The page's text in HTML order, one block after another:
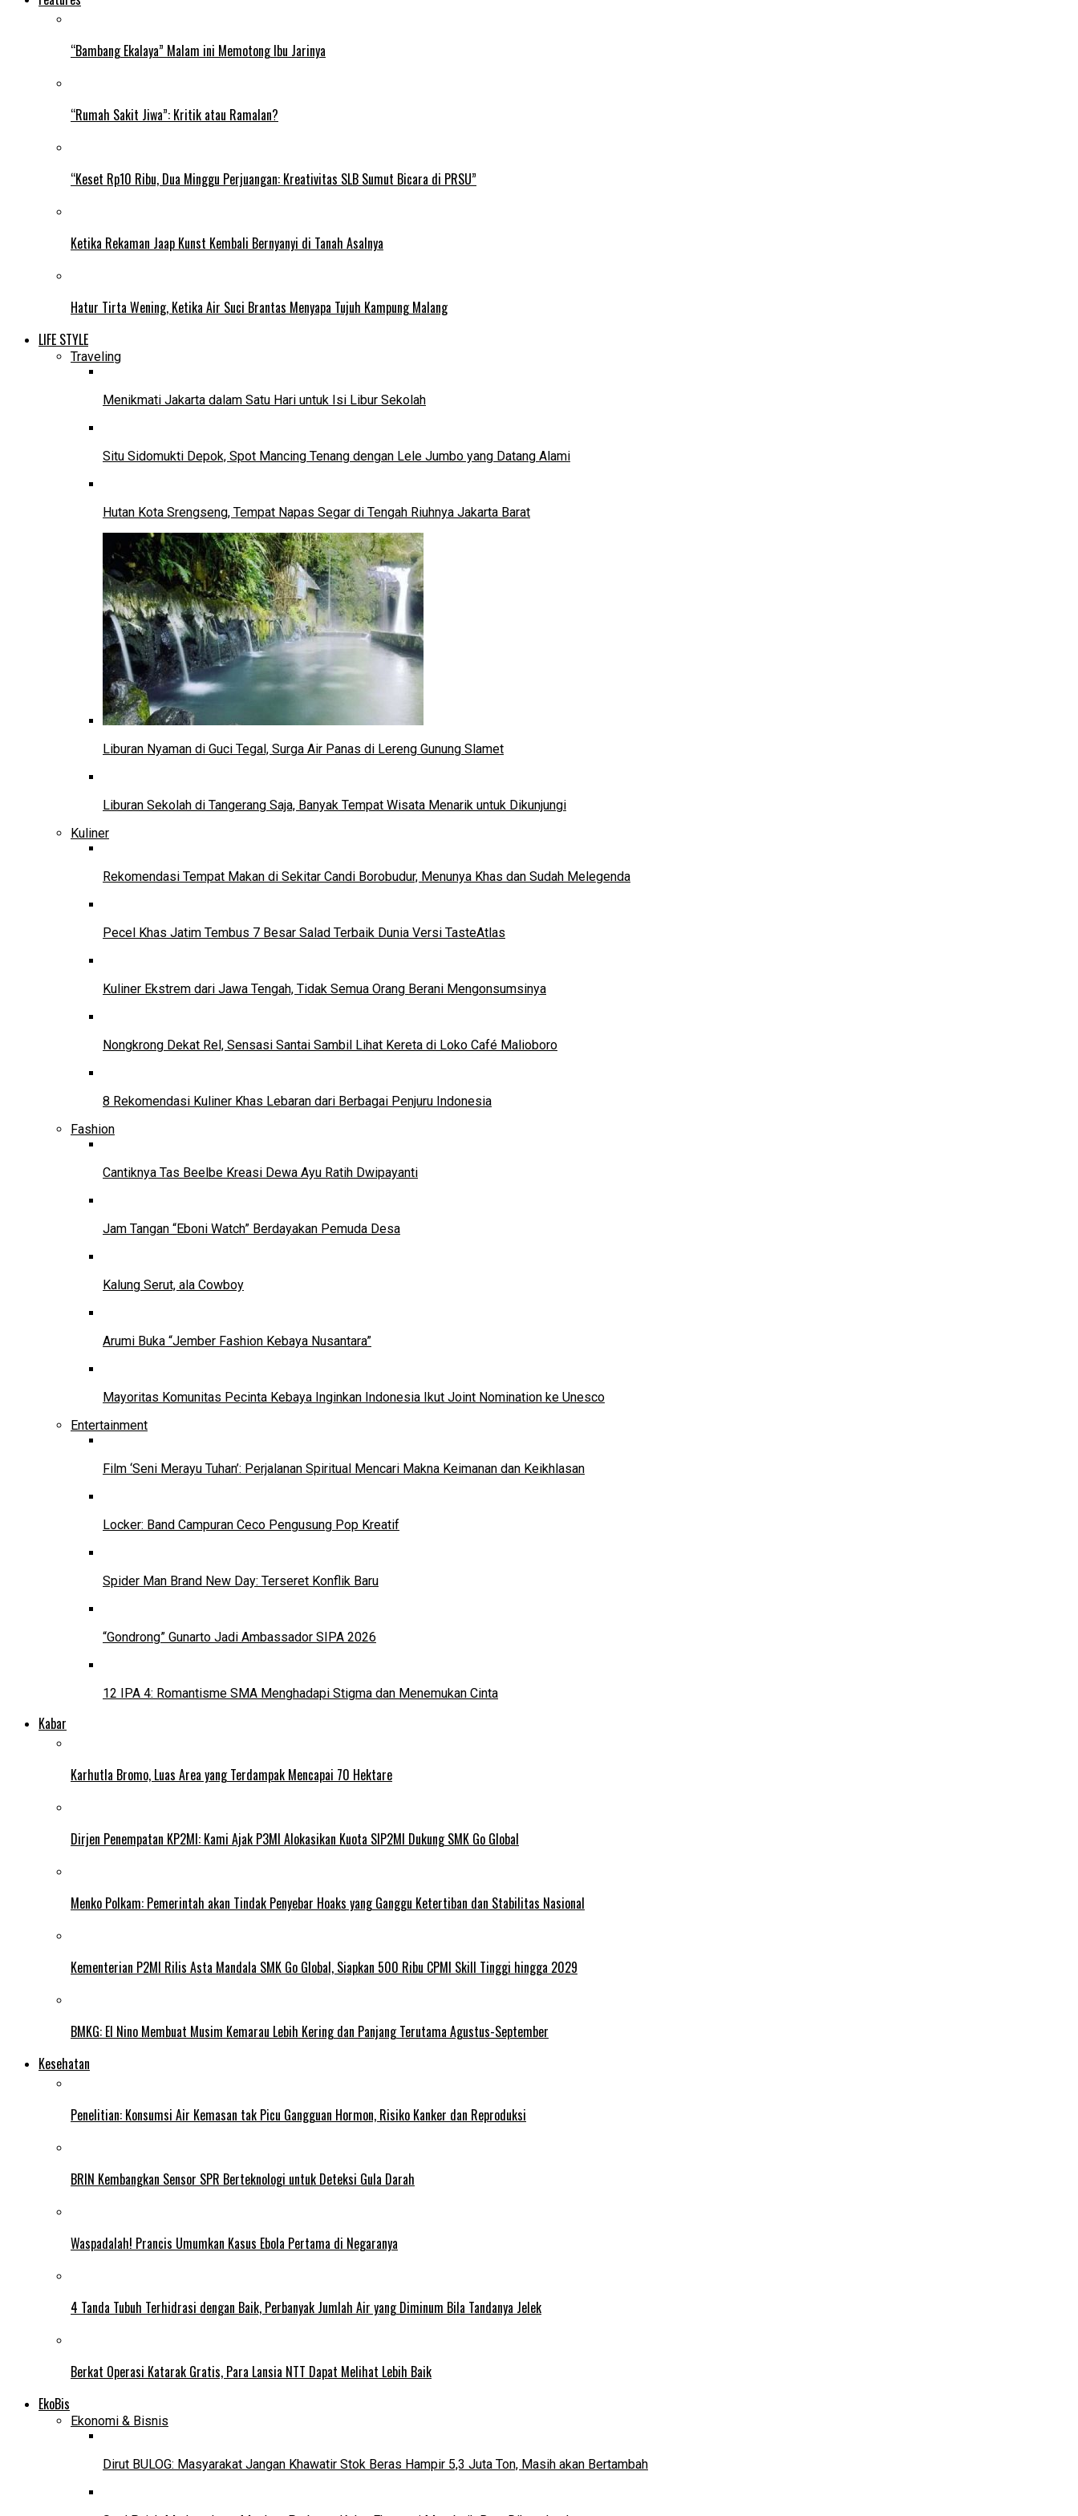
“Bambang Ekalaya” Malam ini Memotong Ibu Jarinya
“Rumah Sakit Jiwa”: Kritik atau Ramalan?
“Keset Rp10 Ribu, Dua Minggu Perjuangan: Kreativitas SLB Sumut Bicara di PRSU”
Ketika Rekaman Jaap Kunst Kembali Bernyanyi di Tanah Asalnya
Hatur Tirta Wening, Ketika Air Suci Brantas Menyapa Tujuh Kampung Malang
LIFE STYLE
Traveling
Menikmati Jakarta dalam Satu Hari untuk Isi Libur Sekolah
Situ Sidomukti Depok, Spot Mancing Tenang dengan Lele Jumbo yang Datang Alami
Hutan Kota Srengseng, Tempat Napas Segar di Tengah Riuhnya Jakarta Barat
Liburan Nyaman di Guci Tegal, Surga Air Panas di Lereng Gunung Slamet
Liburan Sekolah di Tangerang Saja, Banyak Tempat Wisata Menarik untuk Dikunjungi
Kuliner
Rekomendasi Tempat Makan di Sekitar Candi Borobudur, Menunya Khas dan Sudah Melegenda
Pecel Khas Jatim Tembus 7 Besar Salad Terbaik Dunia Versi TasteAtlas
Kuliner Ekstrem dari Jawa Tengah, Tidak Semua Orang Berani Mengonsumsinya
Nongkrong Dekat Rel, Sensasi Santai Sambil Lihat Kereta di Loko Café Malioboro
8 Rekomendasi Kuliner Khas Lebaran dari Berbagai Penjuru Indonesia
Fashion
Cantiknya Tas Beelbe Kreasi Dewa Ayu Ratih Dwipayanti
Jam Tangan “Eboni Watch” Berdayakan Pemuda Desa
Kalung Serut, ala Cowboy
Arumi Buka “Jember Fashion Kebaya Nusantara”
Mayoritas Komunitas Pecinta Kebaya Inginkan Indonesia Ikut Joint Nomination ke Unesco
Entertainment
Film ‘Seni Merayu Tuhan’: Perjalanan Spiritual Mencari Makna Keimanan dan Keikhlasan
Locker: Band Campuran Ceco Pengusung Pop Kreatif
Spider Man Brand New Day: Terseret Konflik Baru
“Gondrong” Gunarto Jadi Ambassador SIPA 2026
12 IPA 4: Romantisme SMA Menghadapi Stigma dan Menemukan Cinta
Kabar
Karhutla Bromo, Luas Area yang Terdampak Mencapai 70 Hektare
Dirjen Penempatan KP2MI: Kami Ajak P3MI Alokasikan Kuota SIP2MI Dukung SMK Go Global
Menko Polkam: Pemerintah akan Tindak Penyebar Hoaks yang Ganggu Ketertiban dan Stabilitas Nasional
Kementerian P2MI Rilis Asta Mandala SMK Go Global, Siapkan 500 Ribu CPMI Skill Tinggi hingga 2029
BMKG: El Nino Membuat Musim Kemarau Lebih Kering dan Panjang Terutama Agustus-September
Kesehatan
Penelitian: Konsumsi Air Kemasan tak Picu Gangguan Hormon, Risiko Kanker dan Reproduksi
BRIN Kembangkan Sensor SPR Berteknologi untuk Deteksi Gula Darah
Waspadalah! Prancis Umumkan Kasus Ebola Pertama di Negaranya
4 Tanda Tubuh Terhidrasi dengan Baik, Perbanyak Jumlah Air yang Diminum Bila Tandanya Jelek
Berkat Operasi Katarak Gratis, Para Lansia NTT Dapat Melihat Lebih Baik
EkoBis
Ekonomi & Bisnis
Dirut BULOG: Masyarakat Jangan Khawatir Stok Beras Hampir 5,3 Juta Ton, Masih akan Bertambah